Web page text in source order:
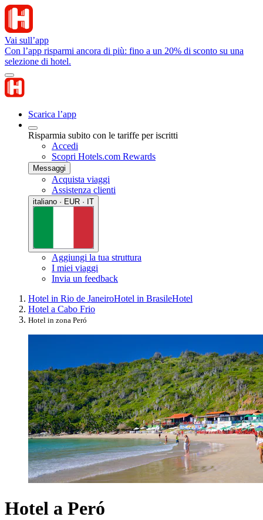
Vai sull’app
Con l’app risparmi ancora di più: fino a un 20% di sconto su una
selezione di hotel.
Scarica l’app
Risparmia subito con le tariffe per iscritti
Accedi
Scopri Hotels.com Rewards
Messaggi
Acquista viaggi
Assistenza clienti
italiano · EUR · IT
Aggiungi la tua struttura
I miei viaggi
Invia un feedback
Hotel in Rio de JaneiroHotel in BrasileHotel
Hotel a Cabo Frio
Hotel in zona Peró
Hotel a Peró